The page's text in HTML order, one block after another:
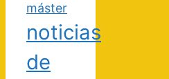
máster
noticias
de